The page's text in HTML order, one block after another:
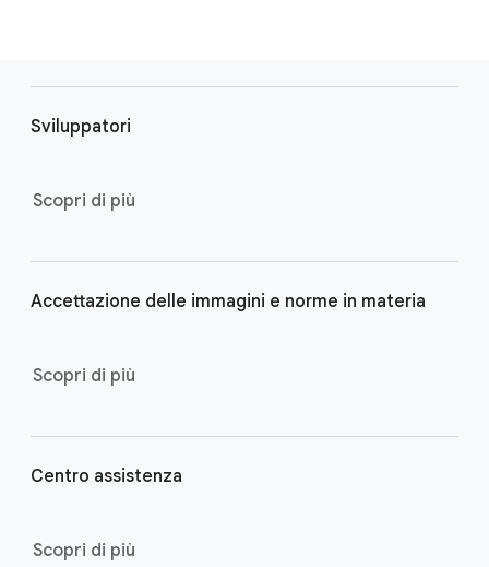
Sviluppatori
Scopri di più
Accettazione delle immagini e norme in materia
Scopri di più
Centro assistenza
Scopri di più